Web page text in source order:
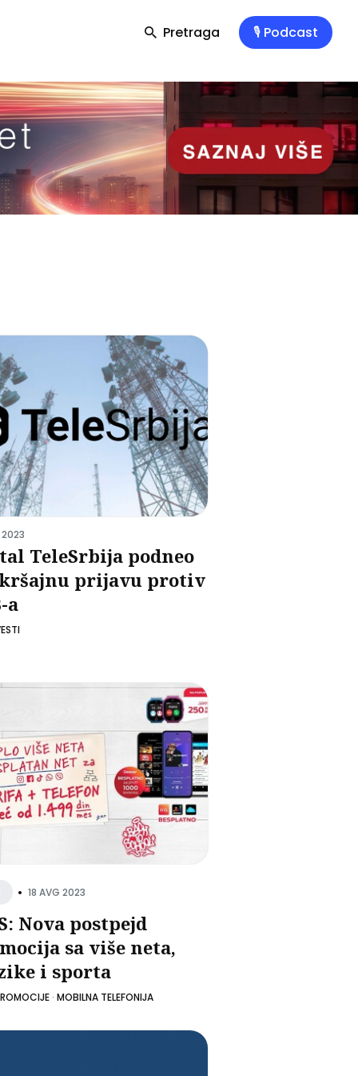
Pretraga 🎙️ Podcast
2023
TeleSrbija podneo
prijavu protiv
a
• 18 AVG 2023
Nova postpejd
sa više neta,
i sporta
· MOBILNA TELEFONIJA